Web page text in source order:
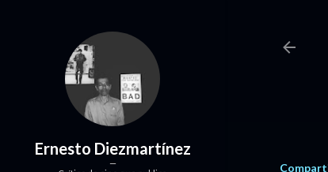
Ernesto Diezmartínez